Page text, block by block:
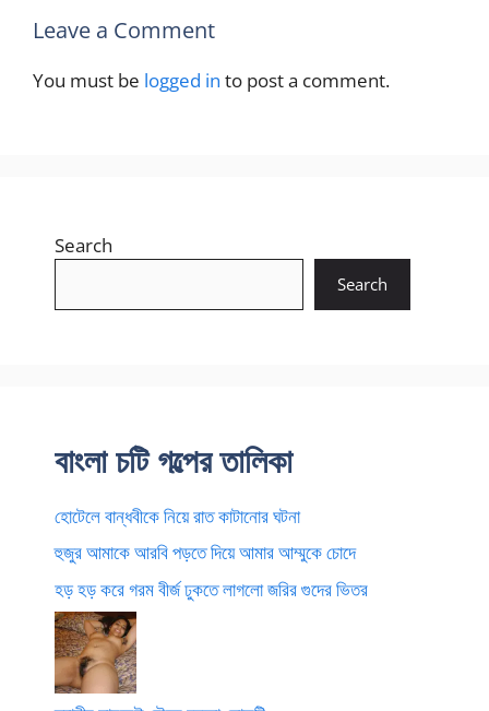
Leave a Comment
You must be logged in to post a comment.
Search
Search
বাংলা চটি গল্পের তালিকা
হোটেলে বান্ধবীকে নিয়ে রাত কাটানোর ঘটনা
হুজুর আমাকে আরবি পড়তে দিয়ে আমার আম্মুকে চোদে
হড় হড় করে গরম বীর্জ ঢুকতে লাগলো জরির গুদের ভিতর